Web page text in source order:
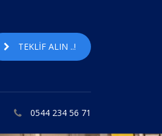
TEKLIF ALIN ..!
0544 234 56 71